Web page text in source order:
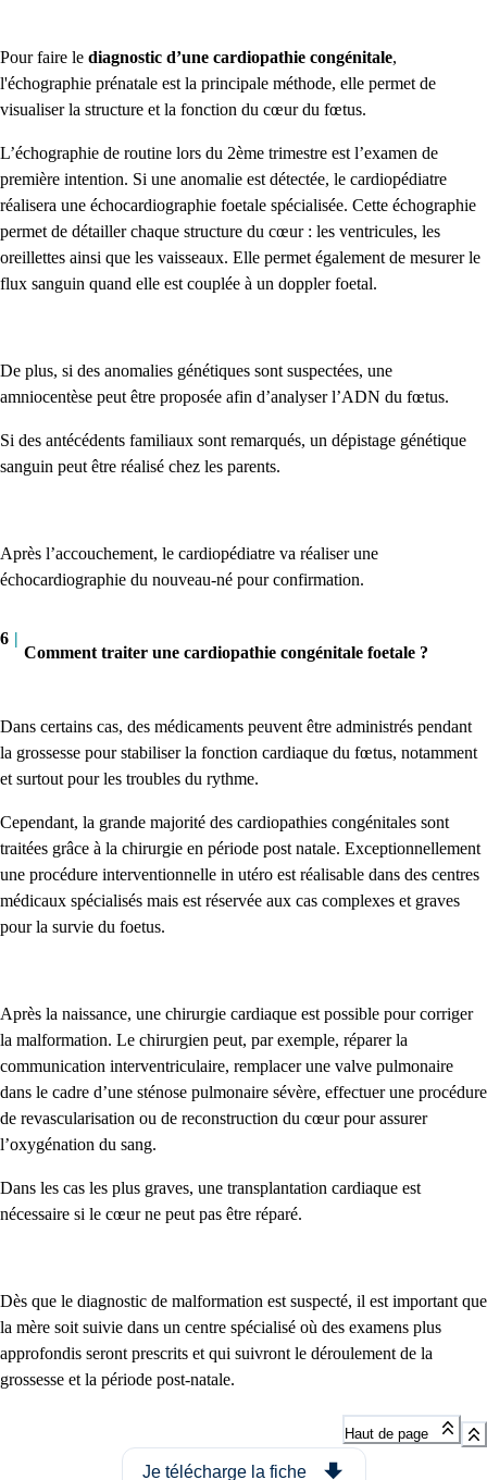
Pour faire le diagnostic d’une cardiopathie congénitale,
l'échographie prénatale est la principale méthode, elle permet de
visualiser la structure et la fonction du cœur du fœtus.
L’échographie de routine lors du 2ème trimestre est l’examen de
première intention. Si une anomalie est détectée, le cardiopédiatre
réalisera une échocardiographie foetale spécialisée. Cette échographie
permet de détailler chaque structure du cœur : les ventricules, les
oreillettes ainsi que les vaisseaux. Elle permet également de mesurer le
flux sanguin quand elle est couplée à un doppler foetal.
De plus, si des anomalies génétiques sont suspectées, une
amniocentèse peut être proposée afin d’analyser l’ADN du fœtus.
Si des antécédents familiaux sont remarqués, un dépistage génétique
sanguin peut être réalisé chez les parents.
Après l’accouchement, le cardiopédiatre va réaliser une
échocardiographie du nouveau-né pour confirmation.
6 |
Comment traiter une cardiopathie congénitale foetale ?
Dans certains cas, des médicaments peuvent être administrés pendant
la grossesse pour stabiliser la fonction cardiaque du fœtus, notamment
et surtout pour les troubles du rythme.
Cependant, la grande majorité des cardiopathies congénitales sont
traitées grâce à la chirurgie en période post natale. Exceptionnellement
une procédure interventionnelle in utéro est réalisable dans des centres
médicaux spécialisés mais est réservée aux cas complexes et graves
pour la survie du foetus.
Après la naissance, une chirurgie cardiaque est possible pour corriger
la malformation. Le chirurgien peut, par exemple, réparer la
communication interventriculaire, remplacer une valve pulmonaire
dans le cadre d’une sténose pulmonaire sévère, effectuer une procédure
de revascularisation ou de reconstruction du cœur pour assurer
l’oxygénation du sang.
Dans les cas les plus graves, une transplantation cardiaque est
nécessaire si le cœur ne peut pas être réparé.
Dès que le diagnostic de malformation est suspecté, il est important que
la mère soit suivie dans un centre spécialisé où des examens plus
approfondis seront prescrits et qui suivront le déroulement de la
grossesse et la période post-natale.
Haut de page
Je télécharge la fiche